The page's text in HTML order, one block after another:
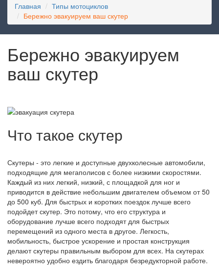
Главная
Типы мотоциклов
Бережно эвакуируем ваш скутер
Бережно эвакуируем
ваш скутер
Что такое скутер
Скутеры - это легкие и доступные двухколесные автомобили,
подходящие для мегаполисов с более низкими скоростями.
Каждый из них легкий, низкий, с площадкой для ног и
приводится в действие небольшим двигателем объемом от 50
до 500 куб. Для быстрых и коротких поездок лучше всего
подойдет скутер. Это потому, что его структура и
оборудование лучше всего подходят для быстрых
перемещений из одного места в другое. Легкость,
мобильность, быстрое ускорение и простая конструкция
делают скутеры правильным выбором для всех. На скутерах
невероятно удобно ездить благодаря безредукторной работе.